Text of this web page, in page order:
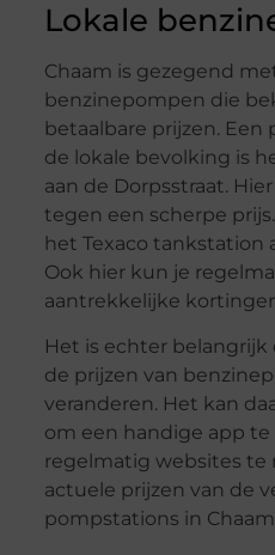
Lokale
Chaam is gezegend
benzinepompen die
betaalbare prijzen.
de lokale bevolking is
aan de Dorpsstraat.
tegen een scherpe
het Texaco tankstation
Ook hier kun je
aantrekkelijke
Het is echter
de prijzen van
veranderen. Het kan
om een handige app
regelmatig websites te
actuele prijzen van de
pompstations in